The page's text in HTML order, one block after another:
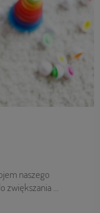
naszego
...